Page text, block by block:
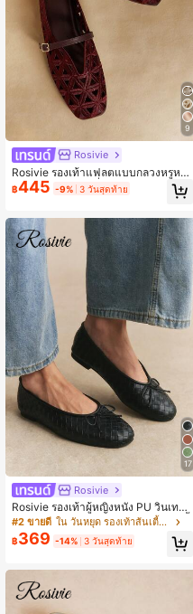
9
Rosivie
Rosivie รองเท้าแฟลตแบบกลวงหรูหรา
สำหรับผู้หญิง, แฟชั่นและใส่สบาย, รองเ
ท้าแฟลตหัวเหลี่ยมสไตล์ฝรั่งเศสสง่างา
฿445 -9% 3 วันสุดท้าย
17
Rosivie
Rosivie รองเท้าผู้หญิงหนัง PU วินเทจ
ลายถัก ตกแต่งโบว์ แบบสวมใส่สบาย พื้
นนุ่ม เหมาะสำหรับใส่ไปเที่ยว ปาร์ตี้ แล
ะใส่ประจำวัน
#2 ขายดี ใน วันหยุด รองเท้าส้นเตี้ยสตรี
฿369 -14% 3 วันสุดท้าย